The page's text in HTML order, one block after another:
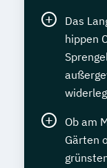
Das
hippen
Ob am
Gärten